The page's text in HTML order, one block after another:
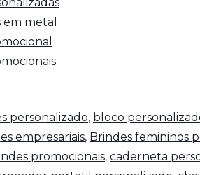
metal
personalizado, bloco
empresariais, Brindes femininos
promocionais, caderneta